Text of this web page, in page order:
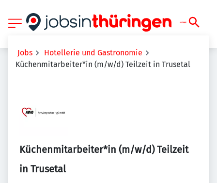
Jobs
Hotellerie und Gastronomie
Küchenmitarbeiter*in (m/w/d) Teilzeit in Trusetal
Küchenmitarbeiter*in (m/w/d) Teilzeit
in Trusetal